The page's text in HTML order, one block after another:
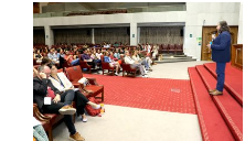
Alumni
English